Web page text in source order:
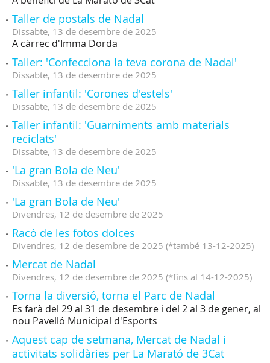
Taller de postals de Nadal
Dissabte, 13 de desembre de 2025
A càrrec d'Imma Dorda
Taller: 'Confecciona la teva corona de Nadal'
Dissabte, 13 de desembre de 2025
Taller infantil: 'Corones d'estels'
Dissabte, 13 de desembre de 2025
Taller infantil: 'Guarniments amb materials
reciclats'
Dissabte, 13 de desembre de 2025
'La gran Bola de Neu'
Dissabte, 13 de desembre de 2025
'La gran Bola de Neu'
Divendres, 12 de desembre de 2025
Racó de les fotos dolces
Divendres, 12 de desembre de 2025 (*també 13-12-2025)
Mercat de Nadal
Divendres, 12 de desembre de 2025 (*fins al 14-12-2025)
Torna la diversió, torna el Parc de Nadal
Es farà del 29 al 31 de desembre i del 2 al 3 de gener, al
nou Pavelló Municipal d'Esports
Aquest cap de setmana, Mercat de Nadal i
activitats solidàries per La Marató de 3Cat